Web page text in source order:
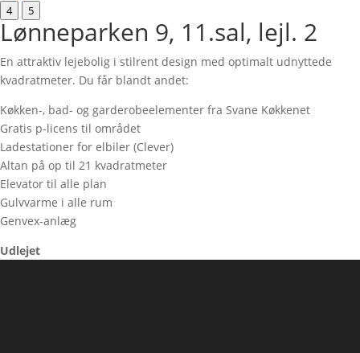
4 5
Lønneparken 9, 11.sal, lejl. 2
En attraktiv lejebolig i stilrent design med optimalt udnyttede
kvadratmeter. Du får blandt andet:
Køkken-, bad- og garderobeelementer fra Svane Køkkenet
Gratis p-licens til området
Ladestationer for elbiler (Clever)
Altan på op til 21 kvadratmeter
Elevator til alle plan
Gulvvarme i alle rum
Genvex-anlæg
Udlejet